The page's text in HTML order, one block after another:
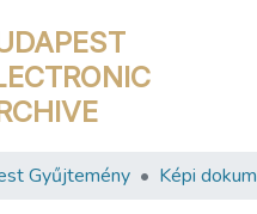
Gyűjtemény Képi